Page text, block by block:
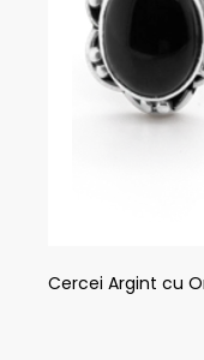
Cercei Argint cu